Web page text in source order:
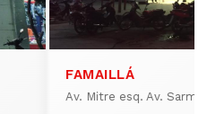
FAMAILLÁ
Av. Mitre esq. Av.